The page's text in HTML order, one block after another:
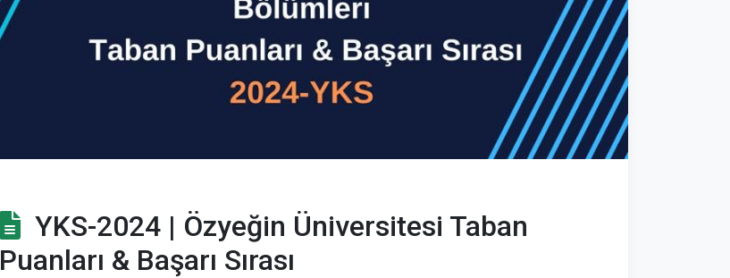
YKS-2024 | Özyeğin Üniversitesi Taban
Puanları & Başarı Sırası